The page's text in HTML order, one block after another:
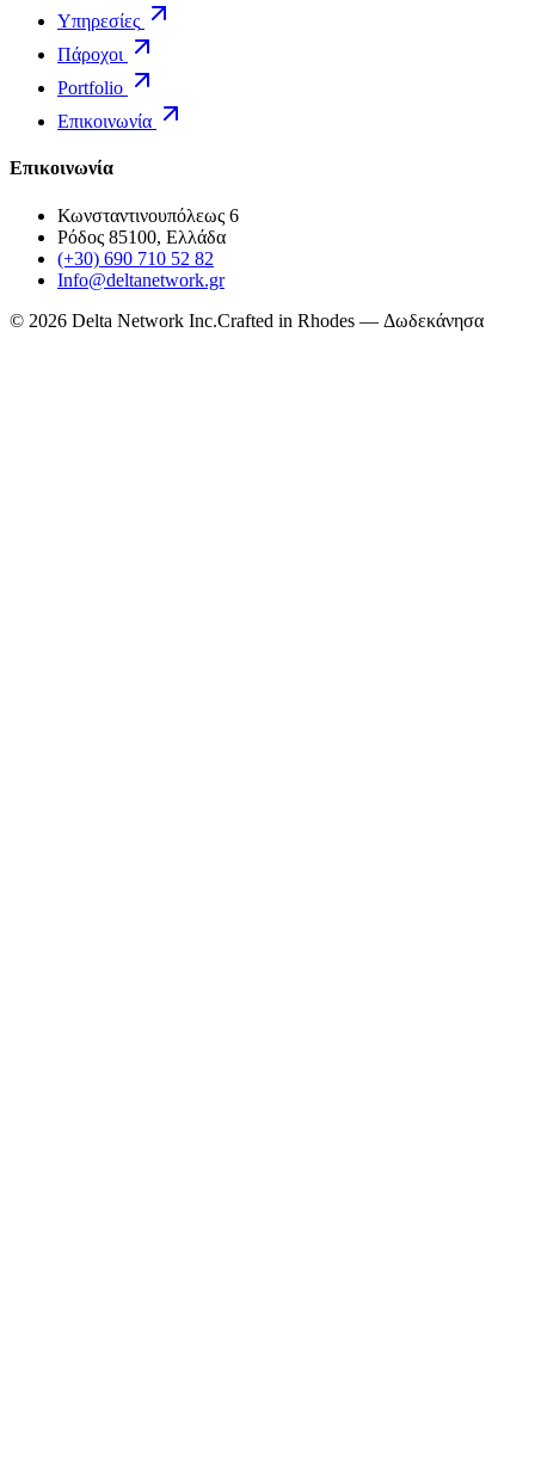
Υπηρεσίες
Πάροχοι
Portfolio
Επικοινωνία
Επικοινωνία
Κωνσταντινουπόλεως 6
Ρόδος 85100, Ελλάδα
(+30) 690 710 52 82
Info@deltanetwork.gr
© 2026 Delta Network Inc.Crafted in Rhodes — Δωδεκάνησα